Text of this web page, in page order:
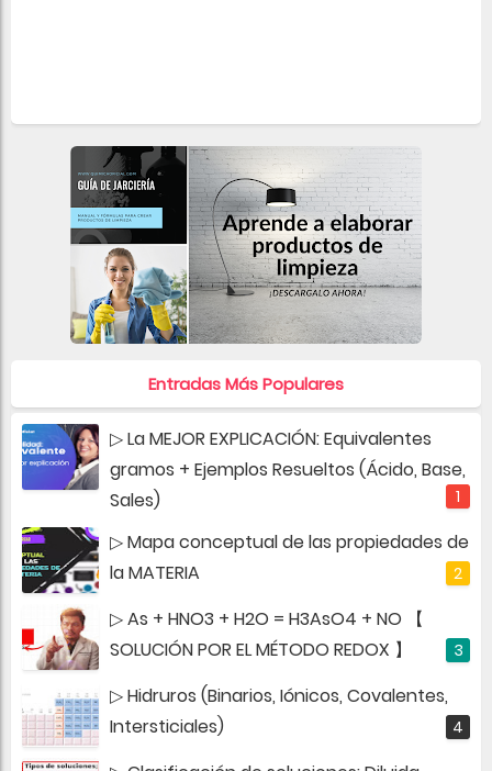
Entradas Más Populares
▷ La MEJOR EXPLICACIÓN: Equivalentes
gramos + Ejemplos Resueltos (Ácido, Base,
Sales)
▷ Mapa conceptual de las propiedades de
la MATERIA
▷ As + HNO3 + H2O = H3AsO4 + NO 【
SOLUCIÓN POR EL MÉTODO REDOX 】
▷ Hidruros (Binarios, Iónicos, Covalentes,
Intersticiales)